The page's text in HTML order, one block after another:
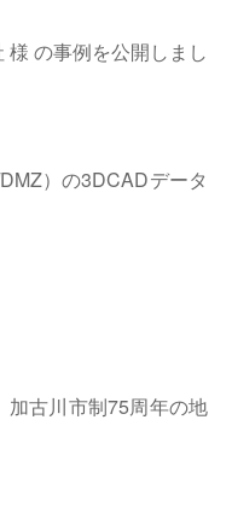
様 の事例を公開しまし
）の3DCADデータ
加古川市制75周年の地